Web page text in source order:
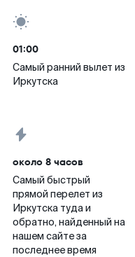
01:00
Самый ранний вылет из
Иркутска
около 8 часов
Самый быстрый
прямой перелет из
Иркутска туда и
обратно, найденный на
нашем сайте за
последнее время